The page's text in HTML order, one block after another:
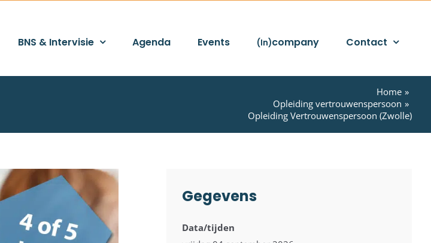
BNS & Intervisie Agenda Events (In)company Contact
Home
Opleiding vertrouwenspersoon
Opleiding Vertrouwenspersoon (Zwolle)
Gegevens
Data/tijden